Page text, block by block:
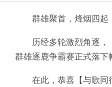
群雄聚首，烽烟四起
历经多轮激烈角逐，
群雄逐鹿争霸赛正式落下
在此，恭喜【与歌同